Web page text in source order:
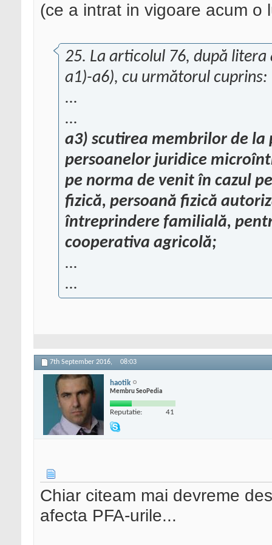
(ce a intrat in vigoare acum o
25. La articolul 76, după
a1)-a6), cu următorul cuprins:
...
...
a3) scutirea membrilor de
persoanelor juridice
pe norma de venit în cazul
fizică, persoană fizică
întreprindere familială,
cooperativa agricolă;
...
...
7th September 2016, 08:03
haotik
Membru SeoPedia
Reputatie: 41
Chiar citeam mai devreme
afecta PFA-urile...